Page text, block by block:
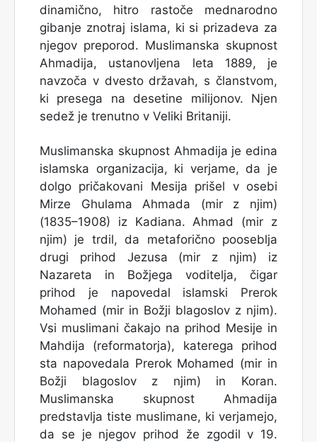
dinamično, hitro rastoče mednarodno
gibanje znotraj islama, ki si prizadeva za
njegov preporod. Muslimanska skupnost
Ahmadija, ustanovljena leta 1889, je
navzoča v dvesto državah, s članstvom,
ki presega na desetine milijonov. Njen
sedež je trenutno v Veliki Britaniji.
Muslimanska skupnost Ahmadija je edina
islamska organizacija, ki verjame, da je
dolgo pričakovani Mesija prišel v osebi
Mirze Ghulama Ahmada (mir z njim)
(1835–1908) iz Kadiana. Ahmad (mir z
njim) je trdil, da metaforično pooseblja
drugi prihod Jezusa (mir z njim) iz
Nazareta in Božjega voditelja, čigar
prihod je napovedal islamski Prerok
Mohamed (mir in Božji blagoslov z njim).
Vsi muslimani čakajo na prihod Mesije in
Mahdija (reformatorja), katerega prihod
sta napovedala Prerok Mohamed (mir in
Božji blagoslov z njim) in Koran.
Muslimanska skupnost Ahmadija
predstavlja tiste muslimane, ki verjamejo,
da se je njegov prihod že zgodil v 19.